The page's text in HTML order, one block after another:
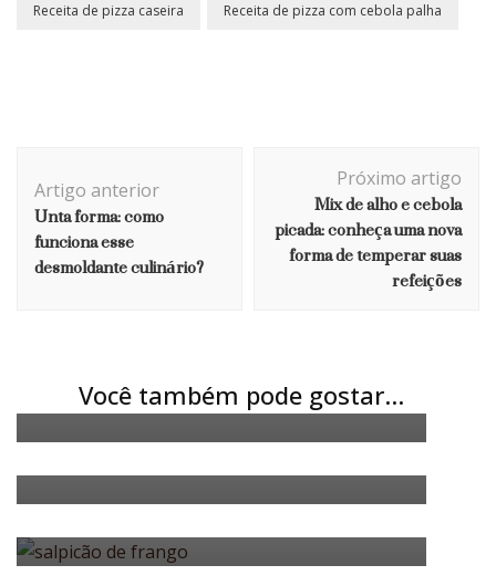
Receita de pizza caseira Receita de pizza com cebola palha
Artigo anterior
Unta forma: como
funciona esse
desmoldante culinário?
Próximo artigo
Mix de alho e cebola
picada: conheça uma nova
forma de temperar suas
refeições
Você também pode gostar...
de mandioca da ADKO
Lasanha com cebola palha:
combine a especiaria da ADKO
com essa massa tradicional
Combine o salpicão de frango com
a cebola palha nesta maravilhosa
receita